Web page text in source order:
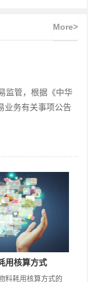
More>
监管，根据《中华
业务有关事项公告
用核算方式
料耗用核算方式的